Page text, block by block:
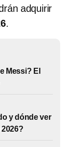
adquirir
.
Messi? El
y dónde ver